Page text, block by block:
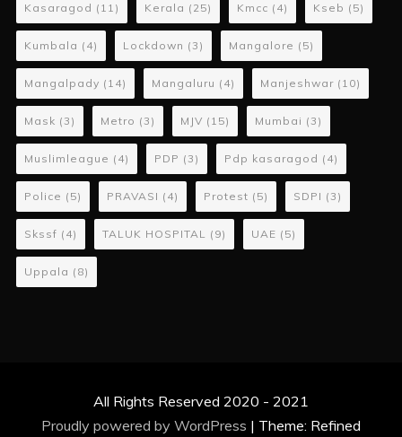
Kasaragod (11) Kerala (25) Kmcc (4) Kseb (5)
Kumbala (4) Lockdown (3) Mangalore (5)
Mangalpady (14) Mangaluru (4) Manjeshwar (10)
Mask (3) Metro (3) MJV (15) Mumbai (3)
Muslimleague (4) PDP (3) Pdp kasaragod (4)
Police (5) PRAVASI (4) Protest (5) SDPI (3)
Skssf (4) TALUK HOSPITAL (9) UAE (5)
Uppala (8)
All Rights Reserved 2020 - 2021
Proudly powered by WordPress | Theme: Refined